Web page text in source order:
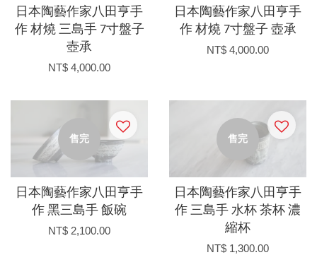
日本陶藝作家八田亨手
作 材燒 三島手 7寸盤子
壺承
NT$ 4,000.00
日本陶藝作家八田亨手
作 材燒 7寸盤子 壺承
NT$ 4,000.00
售完
日本陶藝作家八田亨手
作 黑三島手 飯碗
NT$ 2,100.00
售完
日本陶藝作家八田亨手
作 三島手 水杯 茶杯 濃
縮杯
NT$ 1,300.00